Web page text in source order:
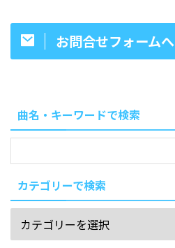
お問合せフォームへ
曲名・キーワードで検索
カテゴリーで検索